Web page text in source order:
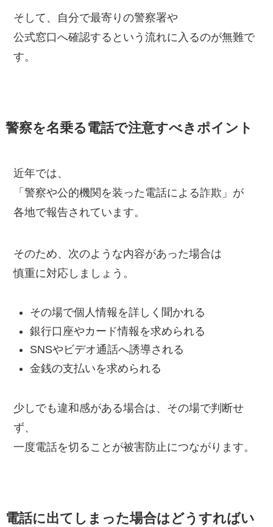
そして、自分で最寄りの警察署や
公式窓口へ確認するという流れに入るのが無難で
す。
警察を名乗る電話で注意すべきポイント
近年では、
「警察や公的機関を装った電話による詐欺」が
各地で報告されています。
そのため、次のような内容があった場合は
慎重に対応しましょう。
その場で個人情報を詳しく聞かれる
銀行口座やカード情報を求められる
SNSやビデオ通話へ誘導される
金銭の支払いを求められる
少しでも違和感がある場合は、その場で判断せ
ず、
一度電話を切ることが被害防止につながります。
電話に出てしまった場合はどうすればい